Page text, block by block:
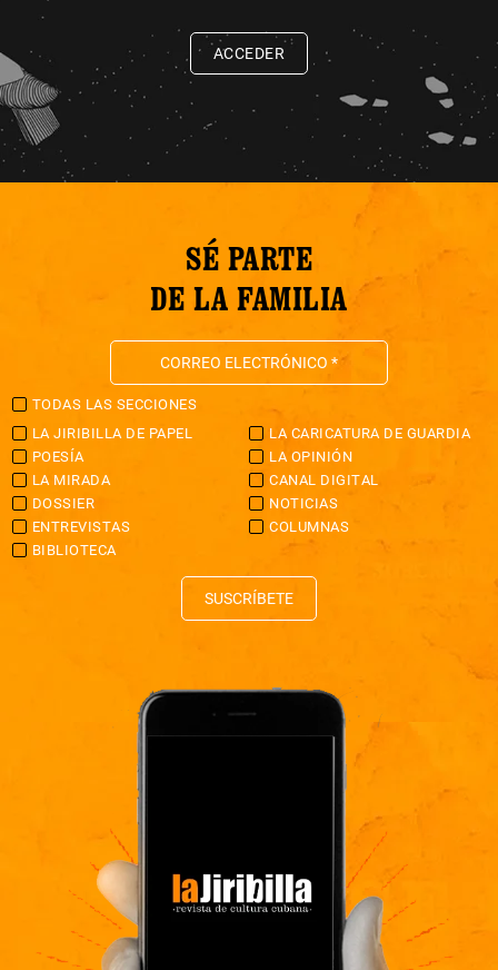
ACCEDER
SÉ PARTE
DE LA FAMILIA
TODAS LAS SECCIONES
LA JIRIBILLA DE PAPEL
LA CARICATURA DE GUARDIA
POESÍA
LA OPINIÓN
LA MIRADA
CANAL DIGITAL
DOSSIER
NOTICIAS
ENTREVISTAS
COLUMNAS
BIBLIOTECA
SUSCRÍBETE